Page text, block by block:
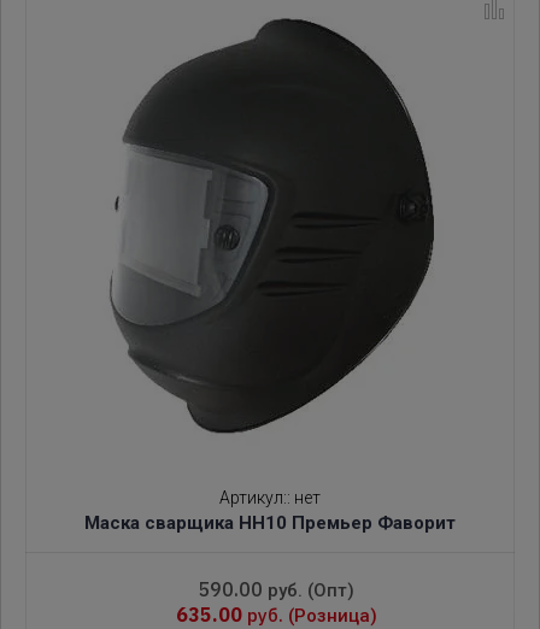
Артикул:: нет
Маска сварщика НН10 Премьер Фаворит
590.00 руб. (Опт)
635.00 руб. (Розница)